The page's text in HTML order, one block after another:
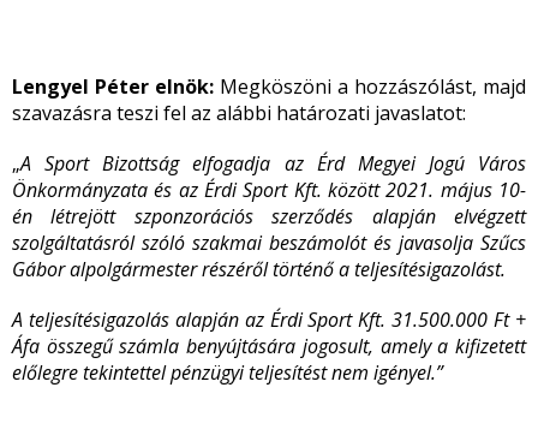
Lengyel Péter elnök: Megköszöni a hozzászólást, majd
szavazásra teszi fel az alábbi határozati javaslatot:
„A Sport Bizottság elfogadja az Érd Megyei Jogú Város
Önkormányzata és az Érdi Sport Kft. között 2021. május 10-
én létrejött szponzorációs szerződés alapján elvégzett
szolgáltatásról szóló szakmai beszámolót és javasolja Szűcs
Gábor alpolgármester részéről történő a teljesítésigazolást.
A teljesítésigazolás alapján az Érdi Sport Kft. 31.500.000 Ft +
Áfa összegű számla benyújtására jogosult, amely a kifizetett
előlegre tekintettel pénzügyi teljesítést nem igényel.”